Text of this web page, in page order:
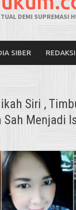
DEMI SUPREMASI
SIBER REDAKSI
Siri ,
Menjadi